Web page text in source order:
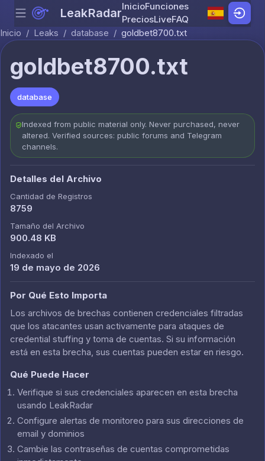
Skip to content
Menu LeakRadarInicioFunciones
PreciosLiveFAQ
Inicio / Leaks / database / goldbet8700.txt
goldbet8700.txt
database
Indexed from public material only. Never purchased, never
altered. Verified sources: public forums and Telegram
channels.
Detalles del Archivo
Cantidad de Registros
8759
Tamaño del Archivo
900.48 KB
Indexado el
19 de mayo de 2026
Por Qué Esto Importa
Los archivos de brechas contienen credenciales filtradas
que los atacantes usan activamente para ataques de
credential stuffing y toma de cuentas. Si su información
está en esta brecha, sus cuentas pueden estar en riesgo.
Qué Puede Hacer
Verifique si sus credenciales aparecen en esta brecha
usando LeakRadar
Configure alertas de monitoreo para sus direcciones de
email y dominios
Cambie las contraseñas de cuentas comprometidas